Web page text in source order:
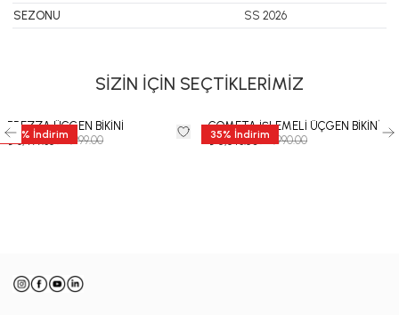
SEZONU
SS 2026
SİZİN İÇİN SEÇTİKLERİMİZ
35 % İndirim
BREZZA ÜÇGEN BİKİNİ
₺ 6,499.35 ₺ 9,999.00 35% İndirim
COMETA İŞLEMELİ ÜÇGEN BİKİNİ
₺ 5,843.50₺ 8,990.00